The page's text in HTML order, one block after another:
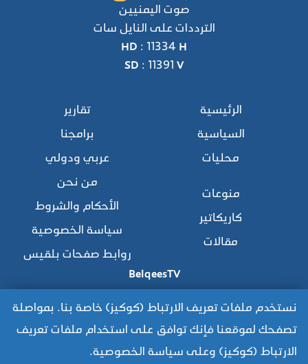
نستخدم ملفات تعريف الارتباط (كوكيز) خاصة بنا. بمواصلة
تصفحك لموقعنا فإنك توافق على استخدام ملفات تعريف
الارتباط (كوكيز) وعلى سياسة الخصوصية.
صوت اليمنيين
الترددات على النايل سات
HD : 11334 H
SD : 11391 V
الرئيسية
السياسية
محليات
تقارير
برامجنا
عربي ودولي
منوعات
كاريكاتير
مقالات
من نحن
الأحكام والشروط
سياسة الخصوصية
روابط صفحات بلقيس
BelqeesTV
للوصول للموقع القديم:
https://www.old.belqees.net